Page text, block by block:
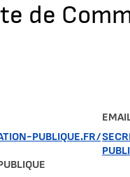
de
PUBLIQUE.FR/